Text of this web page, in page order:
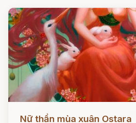
Nữ thần mùa xuân Ostara